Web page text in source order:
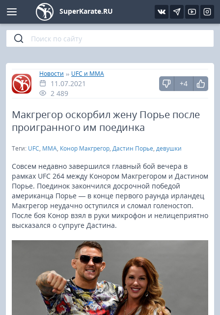
SuperKarate.RU
Главная
»
Новости » UFC и MMA
11.07.2021
2 489
+4
Макгрегор оскорбил жену Порье после
проигранного им поединка
Теги: UFC, MMA, Конор Макгрегор, Дастин Порье, девушки
Совсем недавно завершился главный бой вечера в
рамках UFC 264 между Конором Макгрегором и Дастином
Порье. Поединок закончился досрочной победой
американца Порье — в конце первого раунда ирландец
Макгрегор неудачно оступился и сломал голеностоп.
После боя Конор взял в руки микрофон и нелицеприятно
высказался о супруге Дастина.
Киокушинкай
Кёкусин (IFK)
Шинкиокушинкай
Кекусин-кан
Бокс
UFC и MMA
Муай тай
Фото
Видео
Интервью
Статьи
Уроки каратэ
Файлы
Библиотека